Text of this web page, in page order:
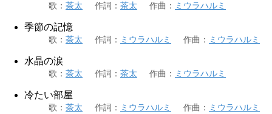
歌 ： 茶太 作詞 ： 茶太 作曲 ： ミウラハルミ
季節の記憶
歌 ： 茶太 作詞 ： ミウラハルミ 作曲 ： ミウラハルミ
水晶の涙
歌 ： 茶太 作詞 ： 茶太 作曲 ： ミウラハルミ
冷たい部屋
歌 ： 茶太 作詞 ： ミウラハルミ 作曲 ： ミウラハルミ